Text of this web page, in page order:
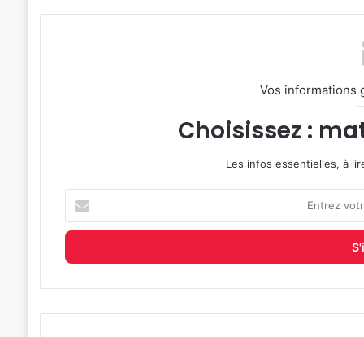
Vos informations
Choisissez :
Les infos essentielles, à
votre
adresse
mail